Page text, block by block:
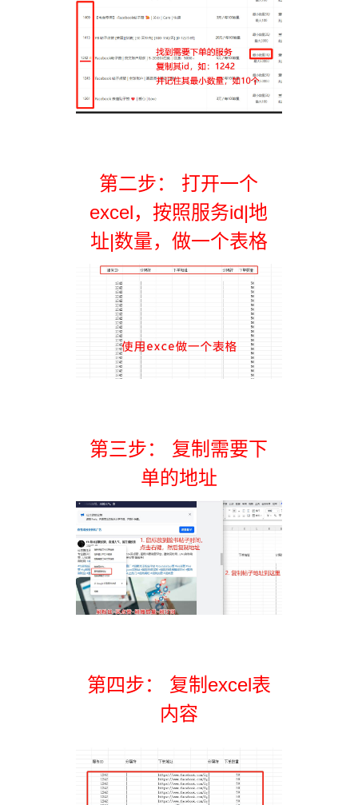
第二步： 打开一个
excel，按照服务id|地
址|数量，做一个表格
第三步： 复制需要下
单的地址
第四步： 复制excel表
内容